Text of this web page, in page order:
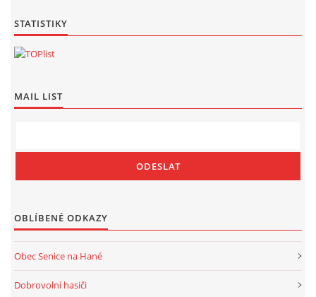
STATISTIKY
MAIL LIST
OBLÍBENÉ ODKAZY
Obec Senice na Hané
Dobrovolní hasiči